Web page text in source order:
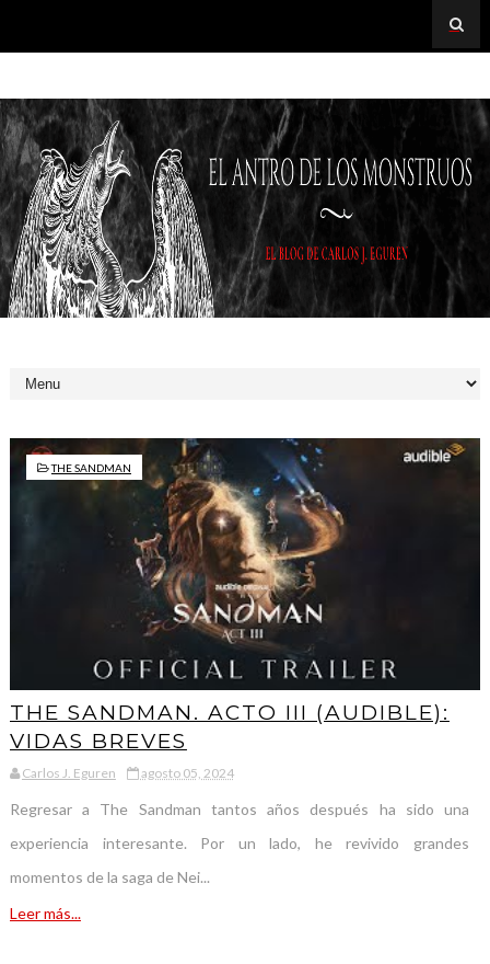
THE SANDMAN
THE SANDMAN. ACTO III (AUDIBLE):
VIDAS BREVES
Carlos J. Eguren agosto 05, 2024
Regresar a The Sandman tantos años después ha sido una
experiencia interesante. Por un lado, he revivido grandes
momentos de la saga de Nei...
Leer más...